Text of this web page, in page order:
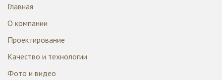
Главная
О компании
Проектирование
Качество и технологии
Фото и видео